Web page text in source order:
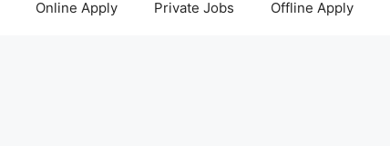
Online Apply Private Jobs Offline Apply